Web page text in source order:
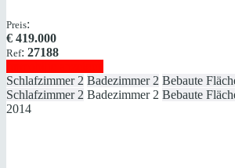
Preis:
€ 419.000
Ref: 27188
Schlafzimmer 2 Badezimmer 2 Bebaute
Schlafzimmer 2 Badezimmer 2 Bebaute
2014